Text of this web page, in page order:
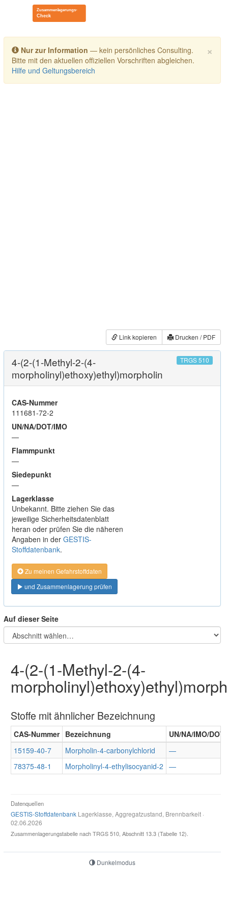
Toggle navigation
×
Nur zur Information — kein persönliches Consulting.
Bitte mit den aktuellen offiziellen Vorschriften abgleichen.
Hilfe und Geltungsbereich
Link kopieren Drucken / PDF
4-(2-(1-Methyl-2-(4-
morpholinyl)ethoxy)ethyl)morpholin
TRGS 510
CAS-Nummer
111681-72-2
UN/NA/DOT/IMO
—
Flammpunkt
—
Siedepunkt
—
Lagerklasse
Unbekannt. Bitte ziehen Sie das
jeweilige Sicherheitsdatenblatt
heran oder prüfen Sie die näheren
Angaben in der GESTIS-
Stoffdatenbank.
Zu meinen Gefahrstoffdaten
und Zusammenlagerung prüfen
Auf dieser Seite
4-(2-(1-Methyl-2-(4-
Stoffe mit ähnlicher Bezeichnung
CAS-Nummer Bezeichnung
UN/NA/IMO/
15159-40-7
Morpholin-4-carbonylchlorid
—
78375-48-1
Morpholinyl-4-ethylisocyanid-2 —
Datenquellen
GESTIS-Stoffdatenbank Lagerklasse, Aggregatzustand, Brennbarkeit ·
02.06.2026
Zusammenlagerungstabelle nach TRGS 510, Abschnitt 13.3 (Tabelle 12).
Dunkelmodus